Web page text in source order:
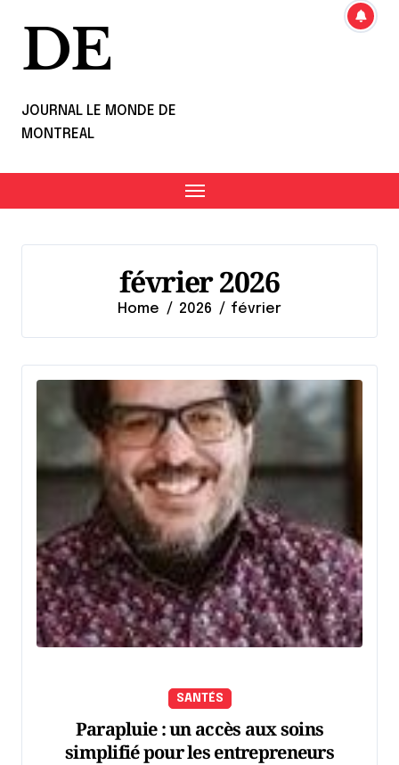
DE
JOURNAL LE MONDE DE
MONTREAL
février 2026
Home 2026 février
SANTÉS
Parapluie : un accès aux soins
simplifié pour les entrepreneurs